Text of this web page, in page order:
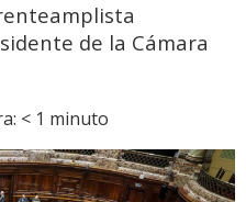
de la Cámara
< 1 minuto